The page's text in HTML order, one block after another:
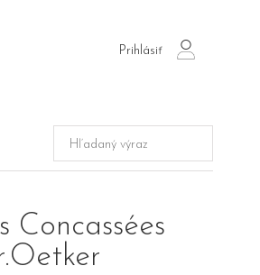
Prihlásiť
login
Concassées